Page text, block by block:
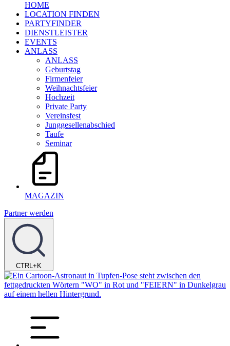
HOME
LOCATION FINDEN
PARTYFINDER
DIENSTLEISTER
EVENTS
ANLASS
ANLASS
Geburtstag
Firmenfeier
Weihnachtsfeier
Hochzeit
Private Party
Vereinsfest
Junggesellenabschied
Taufe
Seminar
MAGAZIN
Partner werden
CTRL+K